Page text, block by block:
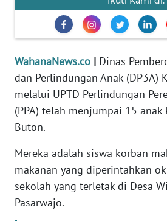
WahanaNews.co | Dinas
dan Perlindungan Anak (DP3A)
melalui UPTD Perlindungan
(PPA) telah menjumpai 15 anak
Buton.
Mereka adalah siswa korban
makanan yang diperintahkan
sekolah yang terletak di Desa
Pasarwajo.
PENDIDIKAN
OPINI
EDITORIAL
Informasi
INDEKS
BERITA